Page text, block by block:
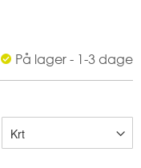
dette produkt
På lager - 1-3 dage